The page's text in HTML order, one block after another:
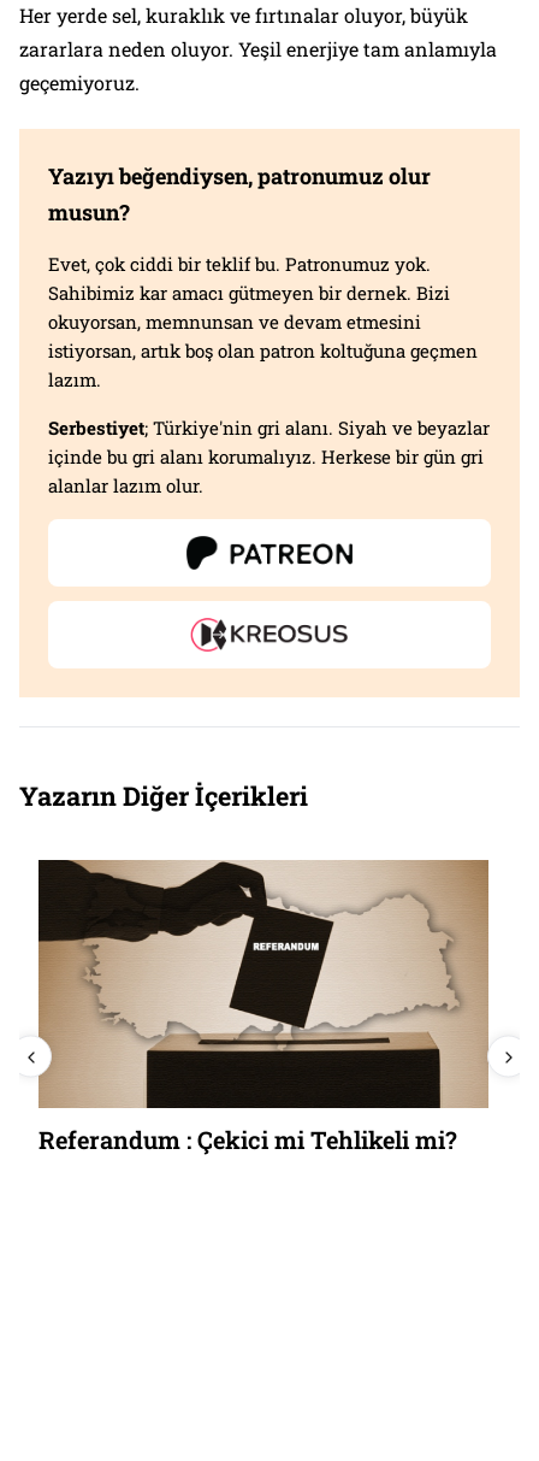
Her yerde sel, kuraklık ve fırtınalar oluyor, büyük
zararlara neden oluyor. Yeşil enerjiye tam anlamıyla
geçemiyoruz.
Yazıyı beğendiysen, patronumuz olur
musun?
Evet, çok ciddi bir teklif bu. Patronumuz yok.
Sahibimiz kar amacı gütmeyen bir dernek. Bizi
okuyorsan, memnunsan ve devam etmesini
istiyorsan, artık boş olan patron koltuğuna geçmen
lazım.
Serbestiyet; Türkiye'nin gri alanı. Siyah ve beyazlar
içinde bu gri alanı korumalıyız. Herkese bir gün gri
alanlar lazım olur.
Yazarın Diğer İçerikleri
Referandum : Çekici mi Tehlikeli mi?